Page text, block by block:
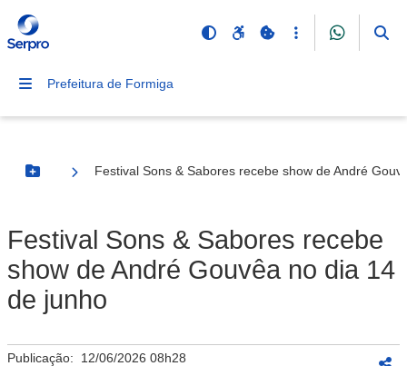
Prefeitura de Formiga
Botão Menu
Festival Sons & Sabores recebe show de André
Festival Sons & Sabores recebe
show de André Gouvêa no dia 14
de junho
Publicação: 12/06/2026 08h28